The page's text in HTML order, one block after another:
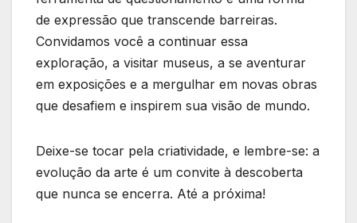
de expressão que transcende barreiras.
Convidamos ​você a continuar essa
exploração, a visitar museus, a se aventurar
em exposições e a mergulhar em novas obras
que desafiem e inspirem sua visão de mundo.
Deixe-se tocar pela criatividade, e lembre-se: a
evolução⁤ da arte é um convite à descoberta
que nunca se encerra. Até ⁣a ⁣próxima!